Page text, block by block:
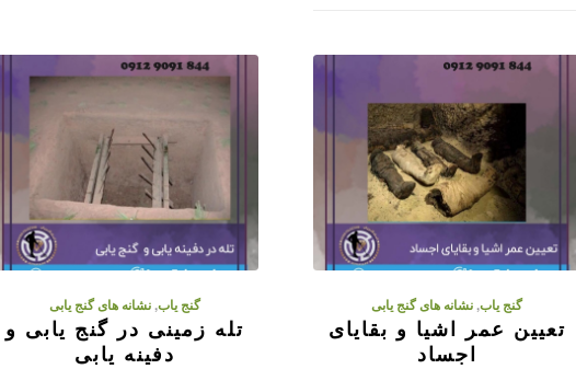
گنج یاب,نشانه های گنج یابی
تعیین عمر اشیا و بقایای
اجساد
گنج یاب,نشانه های گنج یابی
تله زمینی در گنج یابی و
دفینه یابی